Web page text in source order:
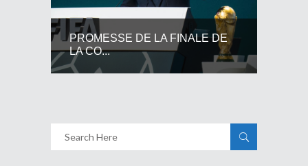
PROMESSE DE LA FINALE DE
LA CO...